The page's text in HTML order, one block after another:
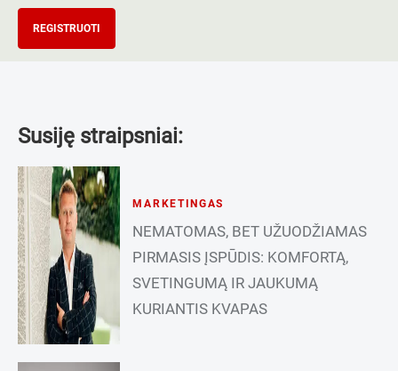
REGISTRUOTI
Susiję straipsniai:
MARKETINGAS
NEMATOMAS, BET UŽUODŽIAMAS
PIRMASIS ĮSPŪDIS: KOMFORTĄ,
SVETINGUMĄ IR JAUKUMĄ
KURIANTIS KVAPAS